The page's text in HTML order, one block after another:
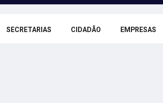
SECRETARIAS CIDADÃO EMPRESAS